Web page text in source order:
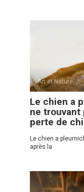
Art et Nature
Le chien a
ne trouvant
perte de
Le chien a
après la